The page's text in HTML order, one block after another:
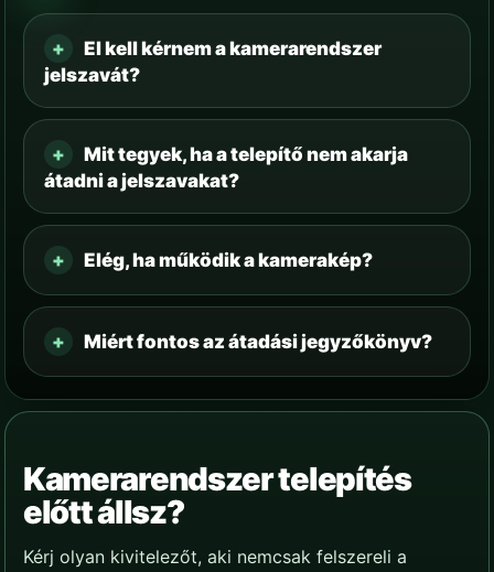
El kell kérnem a kamerarendszer
jelszavát?
Mit tegyek, ha a telepítő nem akarja
átadni a jelszavakat?
Elég, ha működik a kamerakép?
Miért fontos az átadási jegyzőkönyv?
Kamerarendszer telepítés
előtt állsz?
Kérj olyan kivitelezőt, aki nemcsak felszereli a